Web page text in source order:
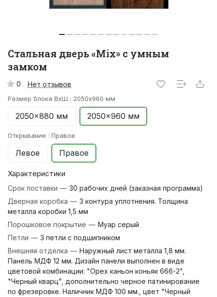
Стальная дверь «Mix» с умным
замком
0 Нет отзывов
Размер блока ВхШ : 2050x960 мм
2050x880 мм 2050x960 мм
Открывание : Правое
Левое Правое
Характеристики
Срок поставки — 30 рабочих дней (заказная программа)
Дверная коробка — 3 контура уплотнения. Толщина
металла коробки 1,5 мм
Порошковое покрытие — Муар серый
Петли — 3 петли с подшипником
Внешняя отделка — Наружный лист металла 1,8 мм.
Панель МДФ 12 мм. Дизайн панели выполнен в виде
цветовой комбинации: "Орех каньон коньяк 666-2",
"Черный кварц", дополнительно черное патинирование
по фрезеровке. Наличник МДФ 100 мм., цвет "Черный